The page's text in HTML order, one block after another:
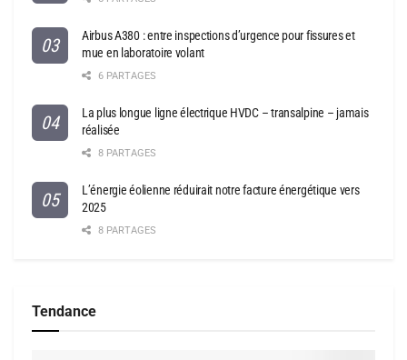
Airbus A380 : entre inspections d’urgence pour fissures et
mue en laboratoire volant
6 PARTAGES
La plus longue ligne électrique HVDC – transalpine – jamais
réalisée
8 PARTAGES
L’énergie éolienne réduirait notre facture énergétique vers
2025
8 PARTAGES
Tendance